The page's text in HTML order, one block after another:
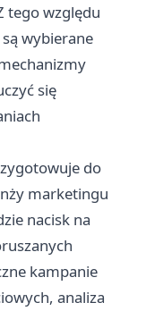
tego względu
wybierane
się
do
marketingu
nacisk na
kampanie
analiza